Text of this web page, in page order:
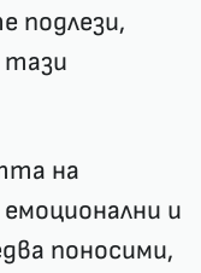
подлези,
на
и
поносими,